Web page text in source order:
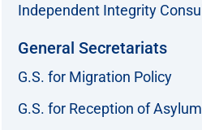
Independent Integrity
General Secretariats
G.S. for Migration Policy
G.S. for Reception of